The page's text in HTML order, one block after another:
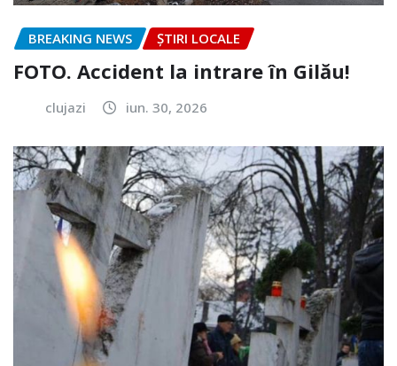
BREAKING NEWS ȘTIRI LOCALE
FOTO. Accident la intrare în Gilău!
clujazi iun. 30, 2026